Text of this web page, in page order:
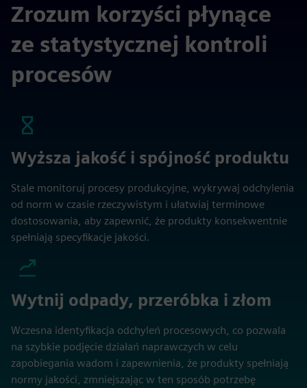
Zrozum korzyści płynące
ze statystycznej kontroli
procesów
Wyższa jakość i spójność produktu
Stale monitoruj procesy produkcyjne, wykrywaj odchylenia
od norm w czasie rzeczywistym i ułatwiaj terminowe
dostosowania, aby zapewnić, że produkty konsekwentnie
spełniają specyfikacje jakości.
Wytnij odpady, przeróbka i złom
Wczesna identyfikacja odchyleń procesowych, co pozwala
na szybkie podjęcie działań naprawczych w celu
zapobiegania wadom i zapewnienia, że produkty spełniają
normy jakości, zmniejszając w ten sposób potrzebę